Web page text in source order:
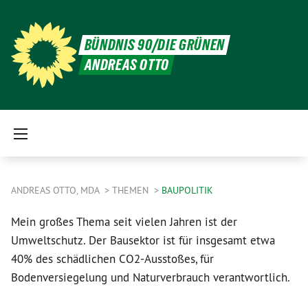
BÜNDNIS 90/DIE GRÜNEN
ANDREAS OTTO
ANDREAS OTTO, MDA THEMEN BAUPOLITIK
Mein großes Thema seit vielen Jahren ist der
Umweltschutz. Der Bausektor ist für insgesamt etwa
40% des schädlichen CO2-Ausstoßes, für
Bodenversiegelung und Naturverbrauch verantwortlich.